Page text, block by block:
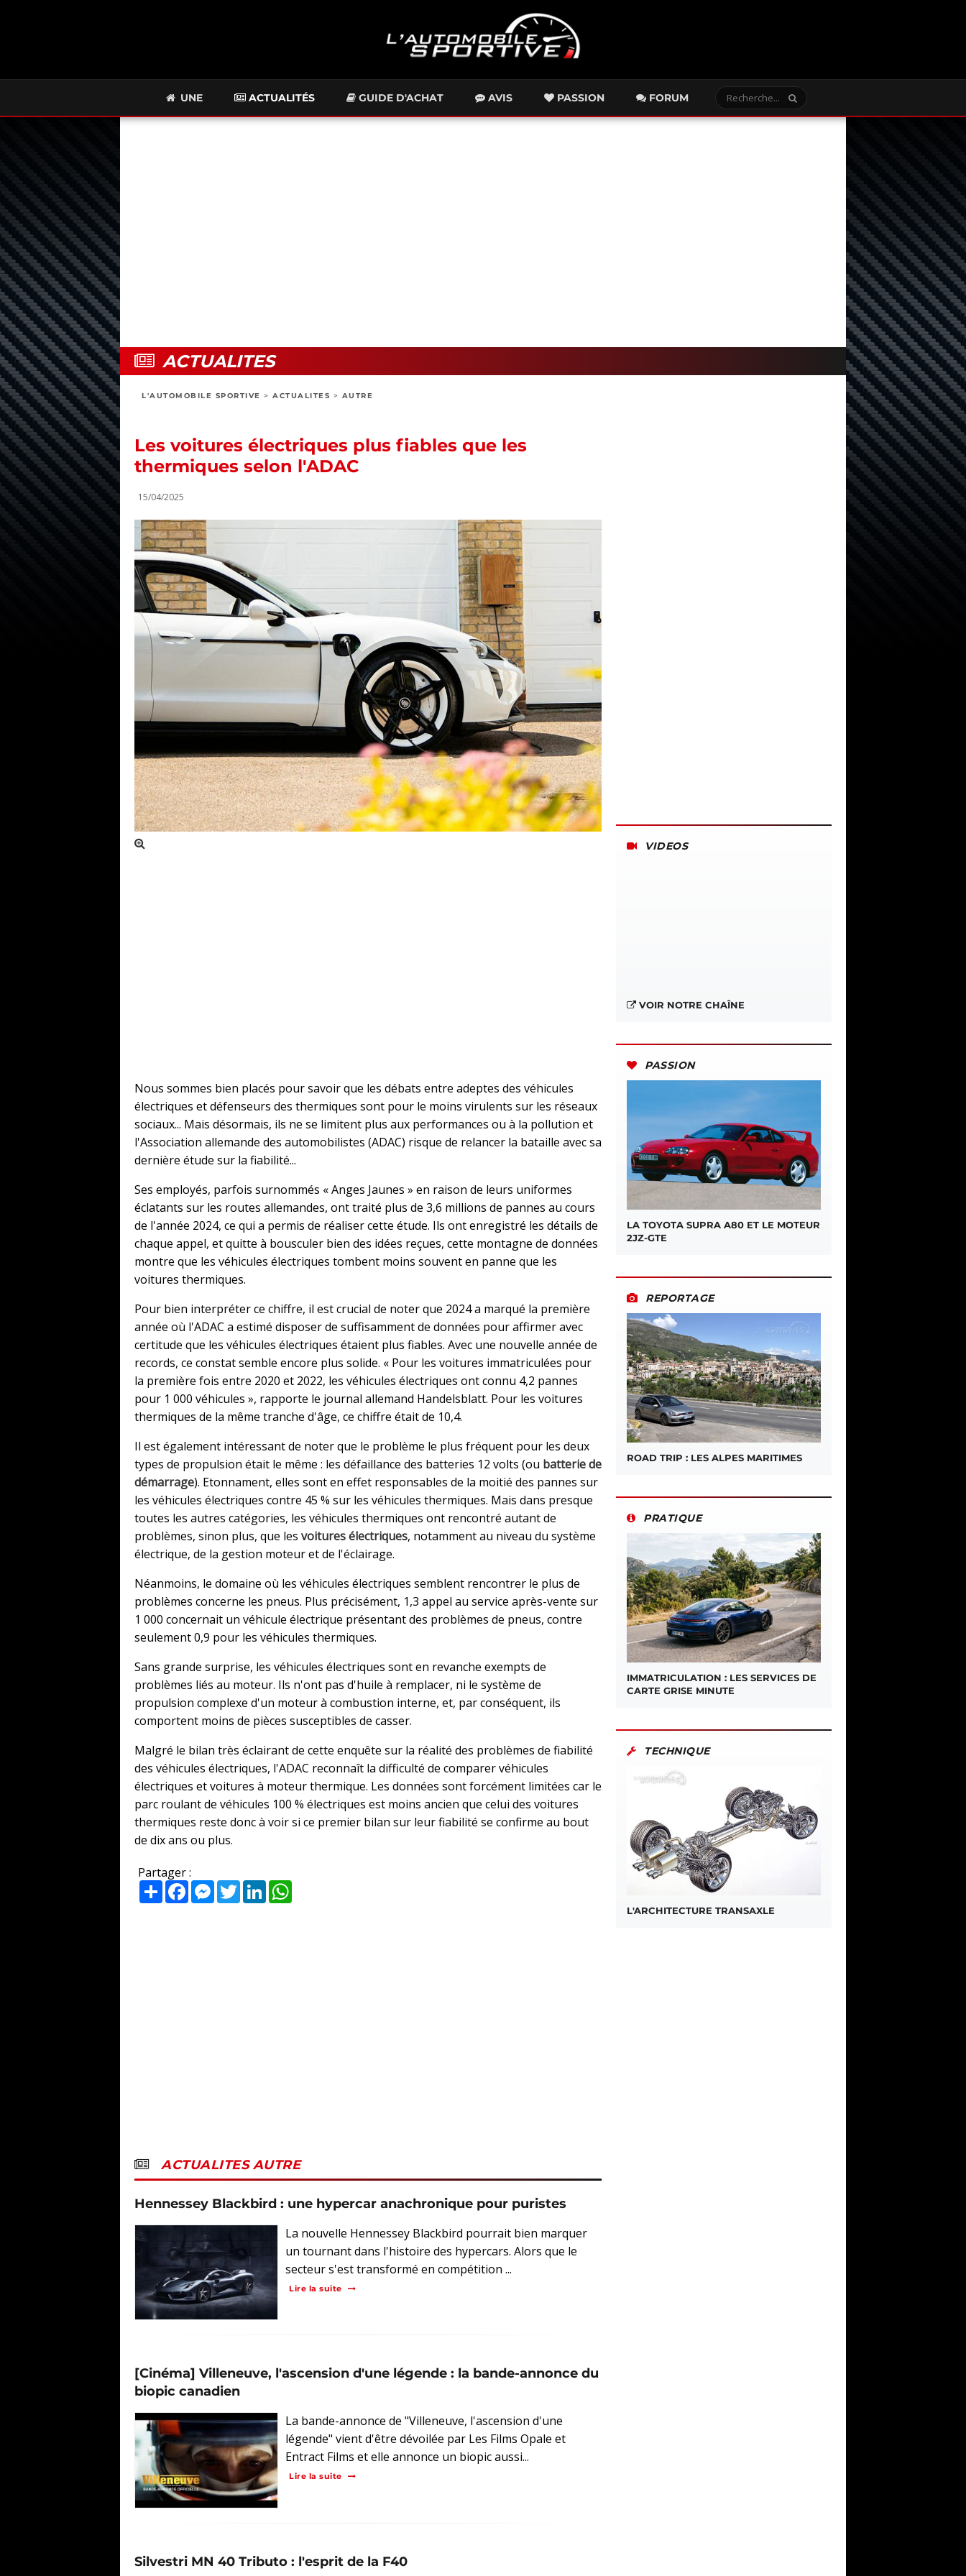
UNE ACTUALITÉS GUIDE D'ACHAT AVIS PASSION FORUM
ACTUALITES
L'AUTOMOBILE SPORTIVE > ACTUALITES > AUTRE
Les voitures électriques plus fiables que les
thermiques selon l'ADAC
15/04/2025
Nous sommes bien placés pour savoir que les débats entre adeptes des véhicules
électriques et défenseurs des thermiques sont pour le moins virulents sur les réseaux
sociaux... Mais désormais, ils ne se limitent plus aux performances ou à la pollution et
l'Association allemande des automobilistes (ADAC) risque de relancer la bataille avec sa
dernière étude sur la fiabilité...
Ses employés, parfois surnommés « Anges Jaunes » en raison de leurs uniformes
éclatants sur les routes allemandes, ont traité plus de 3,6 millions de pannes au cours
de l'année 2024, ce qui a permis de réaliser cette étude. Ils ont enregistré les détails de
chaque appel, et quitte à bousculer bien des idées reçues, cette montagne de données
montre que les véhicules électriques tombent moins souvent en panne que les
voitures thermiques.
Pour bien interpréter ce chiffre, il est crucial de noter que 2024 a marqué la première
année où l'ADAC a estimé disposer de suffisamment de données pour affirmer avec
certitude que les véhicules électriques étaient plus fiables. Avec une nouvelle année de
records, ce constat semble encore plus solide. « Pour les voitures immatriculées pour
la première fois entre 2020 et 2022, les véhicules électriques ont connu 4,2 pannes
pour 1 000 véhicules », rapporte le journal allemand Handelsblatt. Pour les voitures
thermiques de la même tranche d'âge, ce chiffre était de 10,4.
Il est également intéressant de noter que le problème le plus fréquent pour les deux
types de propulsion était le même : les défaillance des batteries 12 volts (ou batterie de
démarrage). Etonnament, elles sont en effet responsables de la moitié des pannes sur
les véhicules électriques contre 45 % sur les véhicules thermiques. Mais dans presque
toutes les autres catégories, les véhicules thermiques ont rencontré autant de
problèmes, sinon plus, que les voitures électriques, notamment au niveau du système
électrique, de la gestion moteur et de l'éclairage.
Néanmoins, le domaine où les véhicules électriques semblent rencontrer le plus de
problèmes concerne les pneus. Plus précisément, 1,3 appel au service après-vente sur
1 000 concernait un véhicule électrique présentant des problèmes de pneus, contre
seulement 0,9 pour les véhicules thermiques.
Sans grande surprise, les véhicules électriques sont en revanche exempts de
problèmes liés au moteur. Ils n'ont pas d'huile à remplacer, ni le système de
propulsion complexe d'un moteur à combustion interne, et, par conséquent, ils
comportent moins de pièces susceptibles de casser.
Malgré le bilan très éclairant de cette enquête sur la réalité des problèmes de fiabilité
des véhicules électriques, l'ADAC reconnaît la difficulté de comparer véhicules
électriques et voitures à moteur thermique. Les données sont forcément limitées car le
parc roulant de véhicules 100 % électriques est moins ancien que celui des voitures
thermiques reste donc à voir si ce premier bilan sur leur fiabilité se confirme au bout
de dix ans ou plus.
Partager :
PartagerFacebookMessenger
TwitterLinkedIn
ACTUALITES AUTRE
Hennessey Blackbird : une hypercar anachronique pour puristes
La nouvelle Hennessey Blackbird pourrait bien marquer
un tournant dans l'histoire des hypercars. Alors que le
secteur s'est transformé en compétition ...
Lire la suite
[Cinéma] Villeneuve, l'ascension d'une légende : la bande-annonce du
biopic canadien
La bande-annonce de "Villeneuve, l'ascension d'une
légende" vient d'être dévoilée par Les Films Opale et
Entract Films et elle annonce un biopic aussi...
Lire la suite
Silvestri MN 40 Tributo : l'esprit de la F40
VIDEOS
VOIR NOTRE CHAÎNE
PASSION
LA TOYOTA SUPRA A80 ET LE MOTEUR
2JZ-GTE
REPORTAGE
ROAD TRIP : LES ALPES MARITIMES
PRATIQUE
IMMATRICULATION : LES SERVICES DE
CARTE GRISE MINUTE
TECHNIQUE
L'ARCHITECTURE TRANSAXLE